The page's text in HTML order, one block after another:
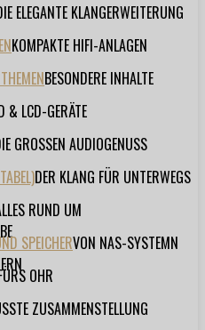
ELEGANTE KLANGERWEITERUNG
KOMPAKTE HIFI-ANLAGEN
BESONDERE INHALTE
& LCD-GERÄTE
GROSSEN AUDIOGENUSS
DER KLANG FÜR UNTERWEGS
RUND UM
SPEICHERVON NAS-SYSTEMN
OHR
ZUSAMMENSTELLUNG